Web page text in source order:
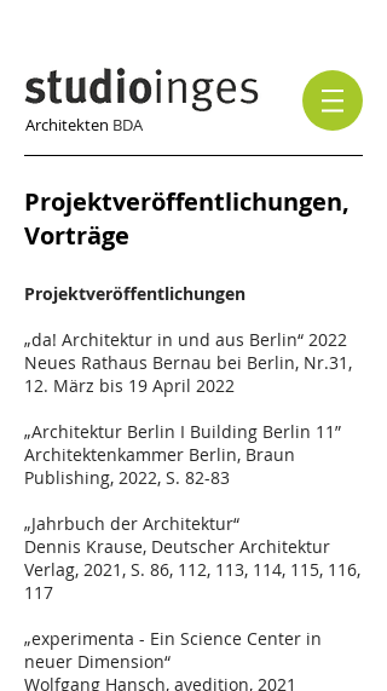
Architekten BDA
Projektveröffentlichungen,
Vorträge
Projektveröffentlichungen
„da! Architektur in und aus Berlin“ 2022
Neues Rathaus Bernau bei Berlin, Nr.31,
12. März bis 19 April 2022
„Architektur Berlin I Building Berlin 11”
Architektenkammer Berlin, Braun
Publishing, 2022, S. 82-83
„Jahrbuch der Architektur“
Dennis Krause, Deutscher Architektur
Verlag, 2021, S. 86, 112, 113, 114, 115, 116,
117
„experimenta - Ein Science Center in
neuer Dimension“
Wolfgang Hansch, avedition, 2021